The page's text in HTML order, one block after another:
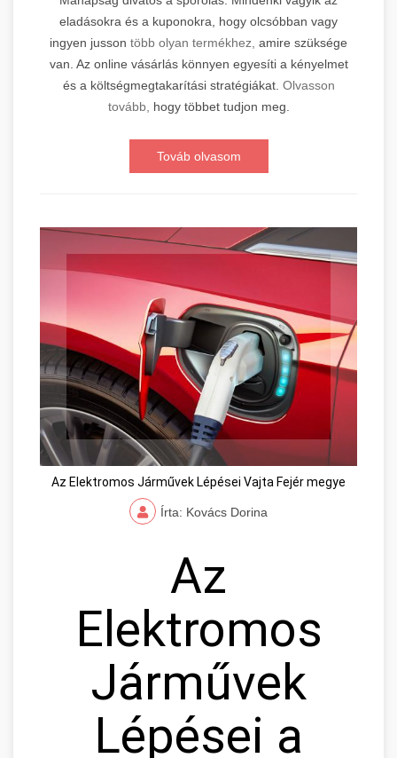
eladásokra és a kuponokra, hogy olcsóbban vagy
ingyen jusson több olyan termékhez, amire szüksége
van. Az online vásárlás könnyen egyesíti a kényelmet
és a költségmegtakarítási stratégiákat. Olvasson
tovább, hogy többet tudjon meg.
Továb olvasom
Az Elektromos Járművek Lépései Vajta Fejér megye
Írta: Kovács Dorina
Az
Elektromos
Járművek
Lépései a